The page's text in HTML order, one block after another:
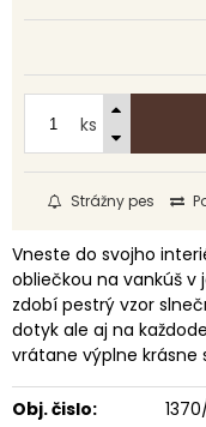
ks
Strážny pes
Vneste do svojho
obliečkou na vankúš
zdobí pestrý vzor
dotyk ale aj na
vrátane výplne krásne
Obj. čislo: